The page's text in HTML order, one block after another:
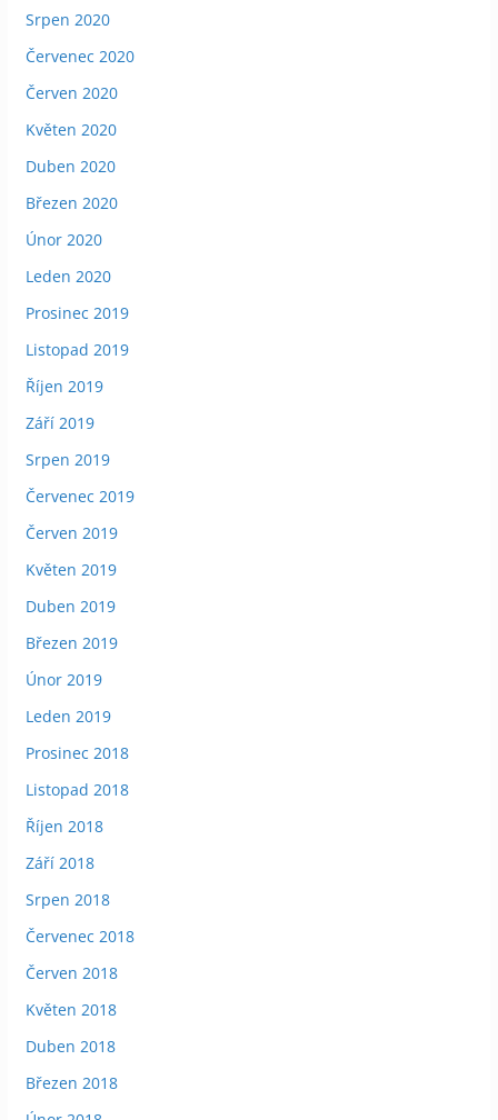
Srpen 2020
Červenec 2020
Červen 2020
Květen 2020
Duben 2020
Březen 2020
Únor 2020
Leden 2020
Prosinec 2019
Listopad 2019
Říjen 2019
Září 2019
Srpen 2019
Červenec 2019
Červen 2019
Květen 2019
Duben 2019
Březen 2019
Únor 2019
Leden 2019
Prosinec 2018
Listopad 2018
Říjen 2018
Září 2018
Srpen 2018
Červenec 2018
Červen 2018
Květen 2018
Duben 2018
Březen 2018